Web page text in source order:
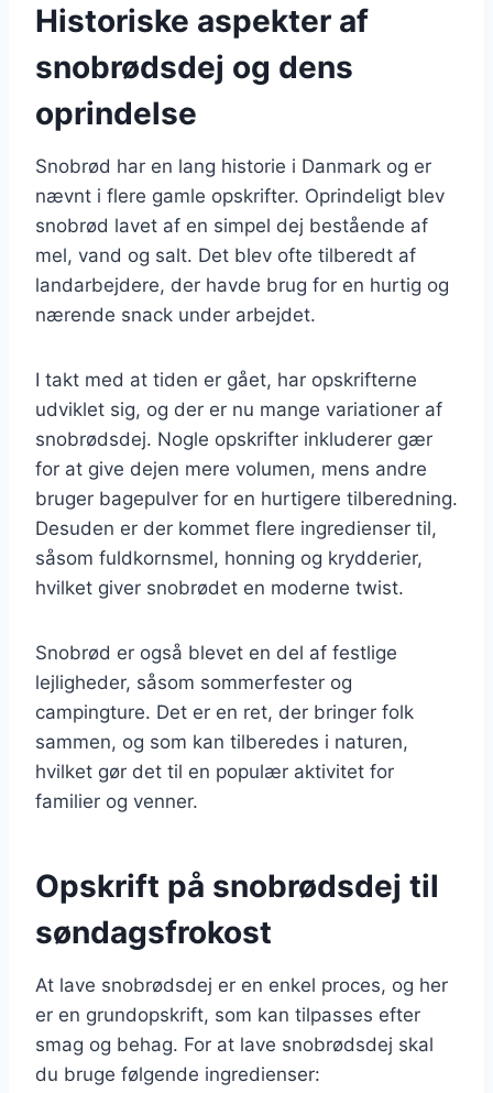
Historiske aspekter af
snobrødsdej og dens
oprindelse
Snobrød har en lang historie i Danmark og er
nævnt i flere gamle opskrifter. Oprindeligt blev
snobrød lavet af en simpel dej bestående af
mel, vand og salt. Det blev ofte tilberedt af
landarbejdere, der havde brug for en hurtig og
nærende snack under arbejdet.
I takt med at tiden er gået, har opskrifterne
udviklet sig, og der er nu mange variationer af
snobrødsdej. Nogle opskrifter inkluderer gær
for at give dejen mere volumen, mens andre
bruger bagepulver for en hurtigere tilberedning.
Desuden er der kommet flere ingredienser til,
såsom fuldkornsmel, honning og krydderier,
hvilket giver snobrødet en moderne twist.
Snobrød er også blevet en del af festlige
lejligheder, såsom sommerfester og
campingture. Det er en ret, der bringer folk
sammen, og som kan tilberedes i naturen,
hvilket gør det til en populær aktivitet for
familier og venner.
Opskrift på snobrødsdej til
søndagsfrokost
At lave snobrødsdej er en enkel proces, og her
er en grundopskrift, som kan tilpasses efter
smag og behag. For at lave snobrødsdej skal
du bruge følgende ingredienser: